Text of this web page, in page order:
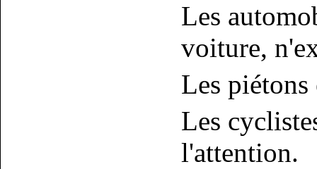
Les
voiture,
Les
Les
l'attention.